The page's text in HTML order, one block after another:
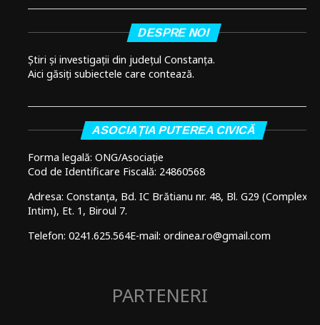
DESPRE NOI
Știri și investigații din județul Constanța.
Aici găsiți subiectele care contează.
ASOCIAȚIA PUTEREA CIVICĂ
Forma legală: ONG/Asociație
Cod de Identificare Fiscală: 24860568
Adresa: Constanța, Bd. IC Brătianu nr. 48, Bl. G29 (Complex
Intim), Et. 1, Biroul 7.
Telefon: 0241.625.564E-mail: ordinea.ro@gmail.com
PARTENERI